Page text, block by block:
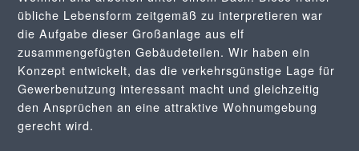
übliche Lebensform zeitgemäß zu interpretieren war
die Aufgabe dieser Großanlage aus elf
zusammengefügten Gebäudeteilen. Wir haben ein
Konzept entwickelt, das die verkehrsgünstige Lage für
Gewerbenutzung interessant macht und gleichzeitig
den Ansprüchen an eine attraktive Wohnumgebung
gerecht wird.